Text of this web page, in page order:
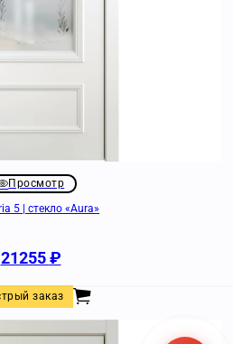
Просмотр
5 | стекло «Aura»
21255₽
заказ